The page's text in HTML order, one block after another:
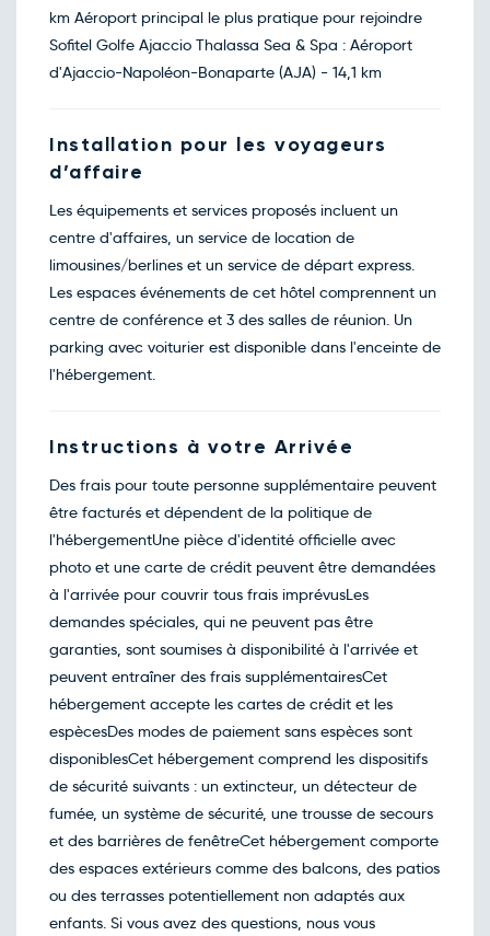
km Aéroport principal le plus pratique pour rejoindre
Sofitel Golfe Ajaccio Thalassa Sea & Spa : Aéroport
d'Ajaccio-Napoléon-Bonaparte (AJA) - 14,1 km
Installation pour les voyageurs
d’affaire
Les équipements et services proposés incluent un
centre d'affaires, un service de location de
limousines/berlines et un service de départ express.
Les espaces événements de cet hôtel comprennent un
centre de conférence et 3 des salles de réunion. Un
parking avec voiturier est disponible dans l'enceinte de
l'hébergement.
Instructions à votre Arrivée
Des frais pour toute personne supplémentaire peuvent
être facturés et dépendent de la politique de
l'hébergementUne pièce d'identité officielle avec
photo et une carte de crédit peuvent être demandées
à l'arrivée pour couvrir tous frais imprévusLes
demandes spéciales, qui ne peuvent pas être
garanties, sont soumises à disponibilité à l'arrivée et
peuvent entraîner des frais supplémentairesCet
hébergement accepte les cartes de crédit et les
espècesDes modes de paiement sans espèces sont
disponiblesCet hébergement comprend les dispositifs
de sécurité suivants : un extincteur, un détecteur de
fumée, un système de sécurité, une trousse de secours
et des barrières de fenêtreCet hébergement comporte
des espaces extérieurs comme des balcons, des patios
ou des terrasses potentiellement non adaptés aux
enfants. Si vous avez des questions, nous vous